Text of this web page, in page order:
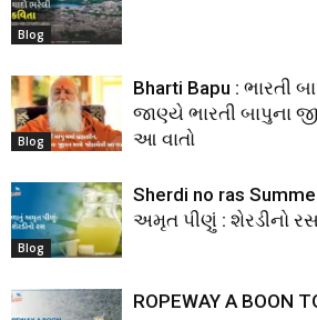
Blog
Blog
Bharti Bapu : ભારતી
જાણ્યે ભારતી બાપુના
આ વાતો
Blog
Sherdi no ras
અમૃત પીણું : શેરડીનો રસ
ROPEWAY A BOON